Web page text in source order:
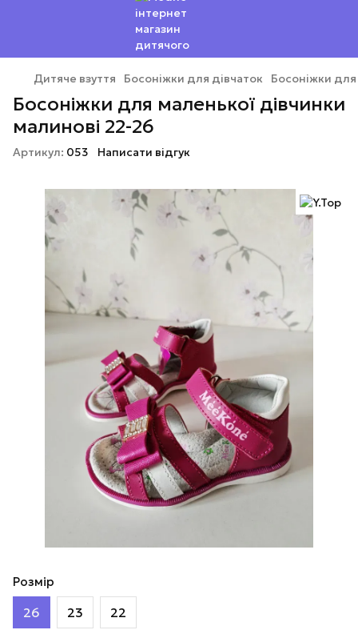
Дитяче взуття Босоніжки для дівчаток Босоніжки
Босоніжки для маленької дівчинки
малинові 22-26
Артикул: 053 Написати відгук
Розмір
26 23 22